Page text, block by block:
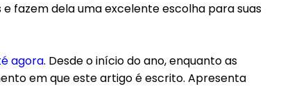
fazem dela uma excelente escolha para suas
agora. Desde o início do ano, enquanto as
em que este artigo é escrito. Apresenta